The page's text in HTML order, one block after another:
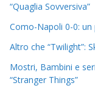
“Quaglia Sovversiva”
Como-Napoli 0-0:
Altro che “Twilight”:
Mostri, Bambini e
“Stranger Things”